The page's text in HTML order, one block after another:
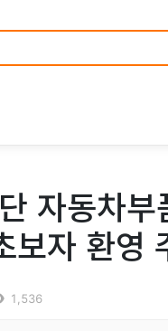
자동차
자 환영
1,536